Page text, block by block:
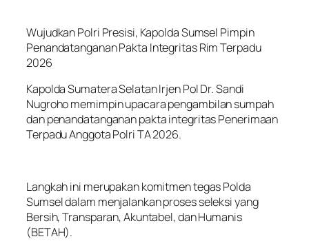
Wujudkan Polri Presisi, Kapolda Sumsel Pimpin
Penandatanganan Pakta Integritas Rim Terpadu
2026
Kapolda Sumatera Selatan Irjen Pol Dr. Sandi
Nugroho memimpin upacara pengambilan sumpah
dan penandatanganan pakta integritas Penerimaan
Terpadu Anggota Polri TA 2026.
Langkah ini merupakan komitmen tegas Polda
Sumsel dalam menjalankan proses seleksi yang
Bersih, Transparan, Akuntabel, dan Humanis
(BETAH).